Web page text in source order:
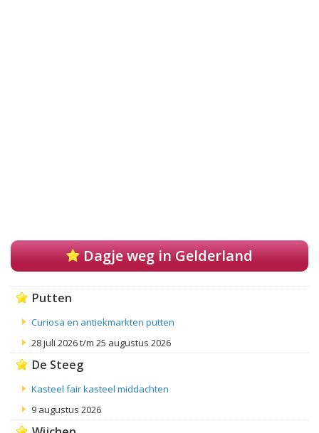
Dagje weg in Gelderland
Putten
Curiosa en antiekmarkten putten
28 juli 2026 t/m 25 augustus 2026
De Steeg
Kasteel fair kasteel middachten
9 augustus 2026